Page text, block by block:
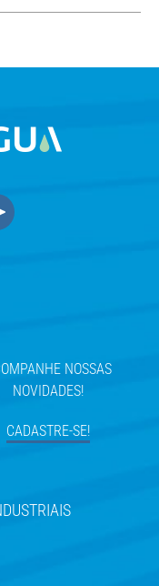
NOSSAS
NOVIDADES!
CADASTRE-SE!